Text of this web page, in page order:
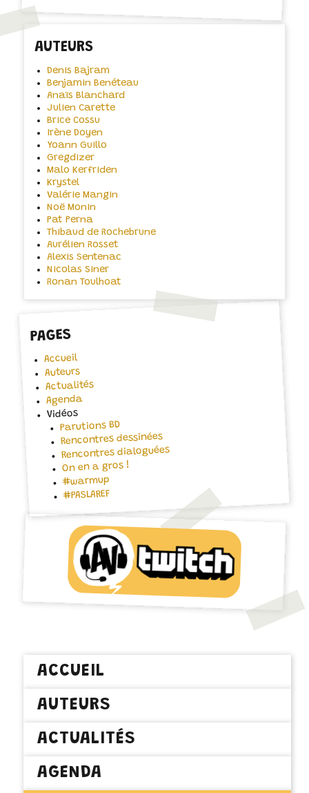
AUTEURS
Denis Bajram
Benjamin Benéteau
Anaïs Blanchard
Julien Carette
Brice Cossu
Irène Doyen
Yoann Guillo
Gregdizer
Malo Kerfriden
Krystel
Valérie Mangin
Noë Monin
Pat Perna
Thibaud de Rochebrune
Aurélien Rosset
Alexis Sentenac
Nicolas Siner
Ronan Toulhoat
PAGES
Accueil
Auteurs
Actualités
Agenda
Vidéos
Parutions BD
Rencontres dessinées
Rencontres dialoguées
On en a gros !
#warmup
#PASLAREF
ACCUEIL
AUTEURS
ACTUALITÉS
AGENDA